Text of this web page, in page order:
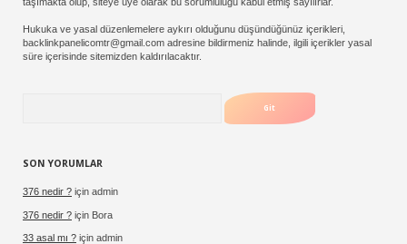
Hukuka ve yasal düzenlemelere aykırı olduğunu düşündüğünüz içerikleri,
backlinkpanelicomtr@gmail.com adresine bildirmeniz halinde, ilgili içerikler yasal
süre içerisinde sitemizden kaldırılacaktır.
SON YORUMLAR
376 nedir ? için admin
376 nedir ? için Bora
33 asal mı ? için admin